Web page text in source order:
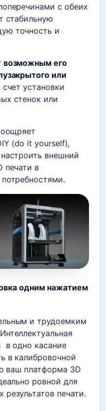
с обеих
стабильную
точность и
возможным его
или
установки
стенок или
(do it yourself),
внешний
печати в
.
одним нажатием
и трудоемким
в одно касание
в калибровочной
ваш платформа 3D
ровной для
печати.